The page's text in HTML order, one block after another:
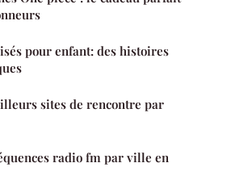
pour enfant: des histoires
sites de rencontre par
radio fm par ville en